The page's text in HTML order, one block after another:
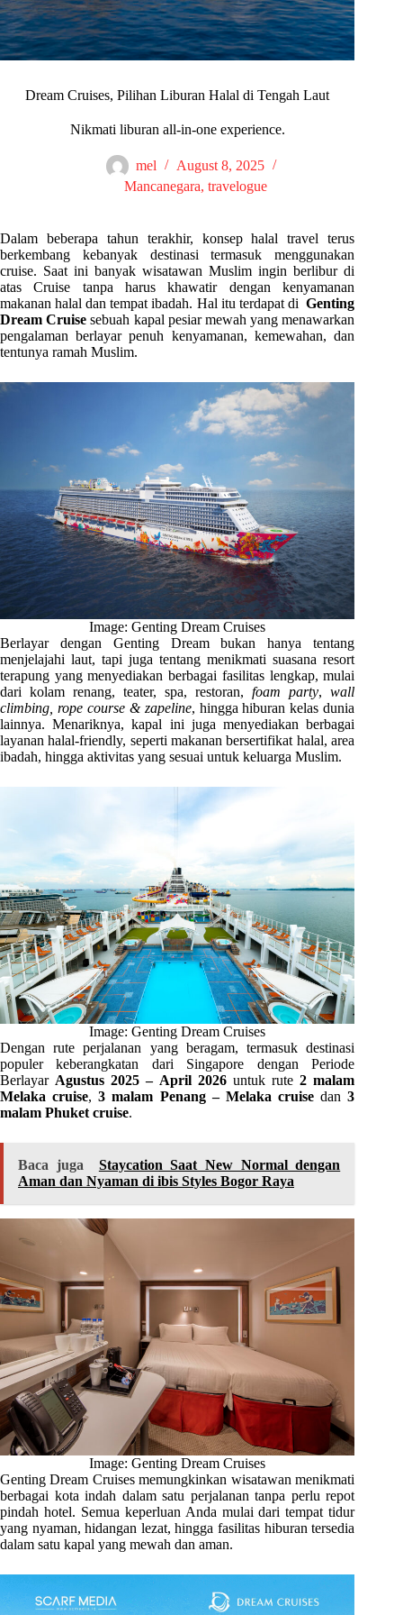
Dream Cruises, Pilihan Liburan Halal di Tengah Laut
Nikmati liburan all-in-one experience.
mel
August 8, 2025
Mancanegara, travelogue
Dalam beberapa tahun terakhir, konsep halal travel terus
berkembang kebanyak destinasi termasuk menggunakan
cruise. Saat ini banyak wisatawan Muslim ingin berlibur di
atas Cruise tanpa harus khawatir dengan kenyamanan
makanan halal dan tempat ibadah. Hal itu terdapat diGenting
Dream Cruise sebuah kapal pesiar mewah yang menawarkan
pengalaman berlayar penuh kenyamanan, kemewahan, dan
tentunya ramah Muslim.
Image: Genting Dream Cruises
Berlayar dengan Genting Dream bukan hanya tentang
menjelajahi laut, tapi juga tentang menikmati suasana resort
terapung yang menyediakan berbagai fasilitas lengkap, mulai
dari kolam renang, teater, spa, restoran,foam party,wall
climbing, rope course & zapeline, hingga hiburan kelas dunia
lainnya. Menariknya, kapal ini juga menyediakan berbagai
layanan halal-friendly, seperti makanan bersertifikat halal, area
ibadah, hingga aktivitas yang sesuai untuk keluarga Muslim.
Image: Genting Dream Cruises
Dengan rute perjalanan yang beragam, termasuk destinasi
populer keberangkatan dari Singapore dengan Periode
Berlayar Agustus 2025 – April 2026untuk rute2 malam
Melaka cruise,3 malam Penang – Melaka cruisedan3
malam Phuket cruise.
Baca juga
Staycation Saat New Normal dengan
Aman dan Nyaman di ibis Styles Bogor Raya
Image: Genting Dream Cruises
Genting Dream Cruises memungkinkan wisatawan menikmati
berbagai kota indah dalam satu perjalanan tanpa perlu repot
pindah hotel. Semua keperluan Anda mulai dari tempat tidur
yang nyaman, hidangan lezat, hingga fasilitas hiburan tersedia
dalam satu kapal yang mewah dan aman.